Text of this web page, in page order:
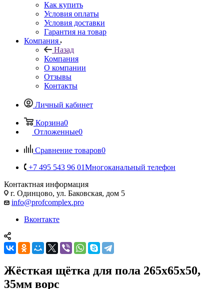
Как купить
Условия оплаты
Условия доставки
Гарантия на товар
Компания
Назад
Компания
О компании
Отзывы
Контакты
Личный кабинет
Корзина0
Отложенные0
Сравнение товаров0
+7 495 543 96 01Многоканальный телефон
Контактная информация
г. Одинцово, ул. Баковская, дом 5
info@profcomplex.pro
Вконтакте
Жёсткая щётка для пола 265х65х50,
35мм ворс